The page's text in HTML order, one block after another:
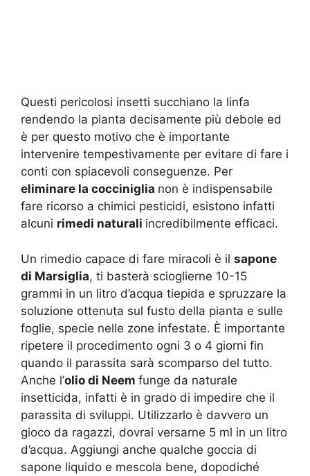
Questi pericolosi insetti succhiano la linfa
rendendo la pianta decisamente più debole ed
è per questo motivo che è importante
intervenire tempestivamente per evitare di fare i
conti con spiacevoli conseguenze. Per
eliminare la cocciniglia non è indispensabile
fare ricorso a chimici pesticidi, esistono infatti
alcuni rimedi naturali incredibilmente efficaci.
Un rimedio capace di fare miracoli è il sapone
di Marsiglia, ti basterà scioglierne 10-15
grammi in un litro d’acqua tiepida e spruzzare la
soluzione ottenuta sul fusto della pianta e sulle
foglie, specie nelle zone infestate. È importante
ripetere il procedimento ogni 3 o 4 giorni fin
quando il parassita sarà scomparso del tutto.
Anche l’olio di Neem funge da naturale
insetticida, infatti è in grado di impedire che il
parassita di sviluppi. Utilizzarlo è davvero un
gioco da ragazzi, dovrai versarne 5 ml in un litro
d’acqua. Aggiungi anche qualche goccia di
sapone liquido e mescola bene, dopodiché